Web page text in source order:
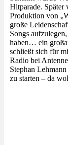
Hitparade. Später
Produktion von
große
Songs
haben… ein
schließt sich für
Radio bei
Stephan
zu starten – da